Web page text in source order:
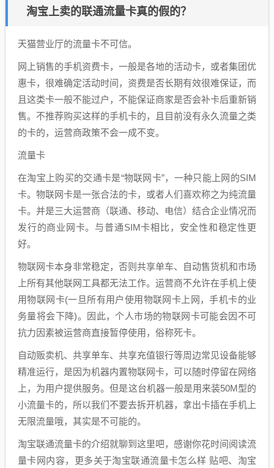
淘宝上卖的联通流量卡真的假的？
天猫营业厅的流量卡不可信。
网上销售的手机资费卡，一般是各地的活动卡，或者集团优
惠卡，很难确定活动时间，资费是否长期有效很难保证，而
且这类卡一般不能过户，不能保证商家是否会补卡后重新销
售。不推荐购买这样的手机卡的，且目前没有永久流量之类
的卡的，运营商政策不会一成不变。
流量卡
在淘宝上购买的交通卡是“物联网卡”，一种只能上网的SIM
卡。物联网卡是一张合法的卡，或者人们喜欢称之为纯流量
卡。并是三大运营商（联通、移动、电信）结合企业情况而
发行的商业网卡。与普通SIM卡相比，安全性和稳定性更
好。
物联网卡本身非常稳定，否则共享单车、自动售货机和市场
上所有其他联网工具都无法工作。运营商不允许在手机上使
用物联网卡(一旦所有用户使用物联网卡上网，手机卡的业
务量将会下降)。因此，个人市场的物联网卡可能会因不可
抗力因素被运营商直接暂停使用，俗称死卡。
自动贩卖机、共享单车、共享充值银行等周边常见设备能够
精准运行，是因为机器内置物联网卡，可以随时停留在网络
上，为用户提供服务。但是这台机器一般是用来装50M型的
小流量卡的，所以我们不要去拆开机器，拿出卡插在手机上
无限流量哦，其实是不可能的。
淘宝联通流量卡的介绍就聊到这里吧，感谢你花时间阅读流
量卡网内容，更多关于淘宝联通流量卡怎么样 贴吧、淘宝